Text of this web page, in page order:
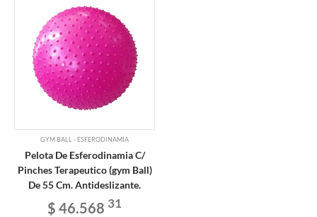
GYM BALL - ESFERODINAMIA
Pelota De Esferodinamia C/
Pinches Terapeutico (gym Ball)
De 55 Cm. Antideslizante.
$ 46.568 31